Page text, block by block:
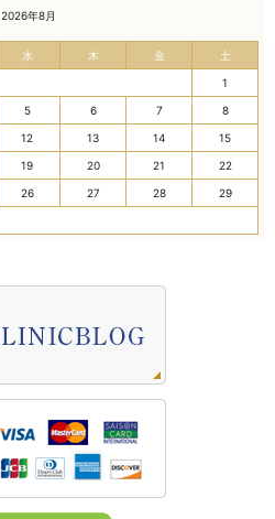
2026年8月
水 木 金 土
1
5 6 7 8
12 13 14 15
19 20 21 22
26 27 28 29